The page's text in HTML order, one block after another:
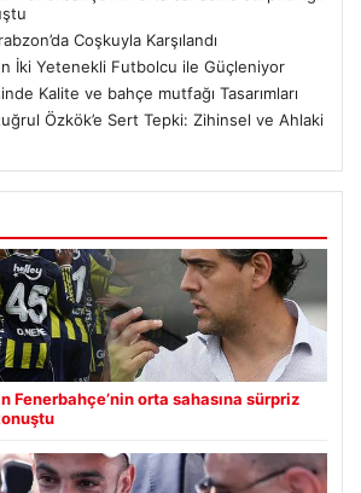
Coşkuyla Karşılandı
İki Yetenekli Futbolcu ile Güçleniyor
Kalite ve bahçe mutfağı Tasarımları
Özkök’e Sert Tepki: Zihinsel ve Ahlaki
Fenerbahçe’nin orta sahasına sürpriz